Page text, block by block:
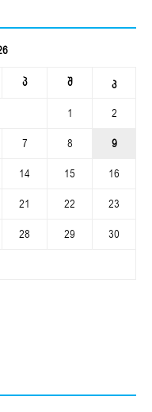
პ შ კ
1
2
7 8
9
14 15
16
21 22
23
28 29
30